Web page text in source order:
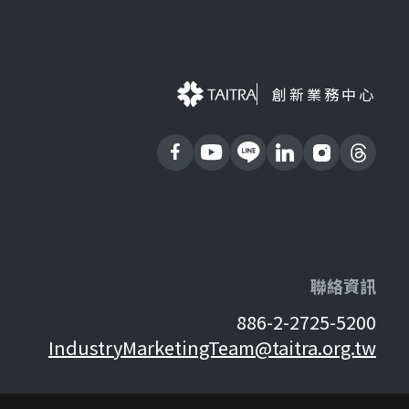
創新業務中心
聯絡資訊
886-2-2725-5200
IndustryMarketingTeam@taitra.org.tw